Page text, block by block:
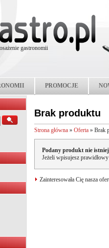
gastronomii
PROMOCJE
Brak produktu
Strona główna » Oferta » Brak
Podany produkt nie
Jeżeli wpisujesz
Zainteresowała Cię nasza